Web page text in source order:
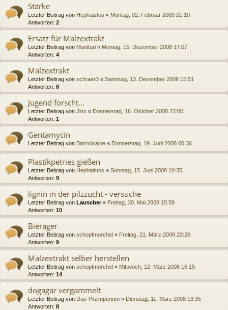
Stärke
Letzter Beitrag von Hephaistos « Montag, 02. Februar 2009 21:10
Antworten: 2
Ersatz für Malzextrakt
Letzter Beitrag von Manitari « Montag, 15. Dezember 2008 17:07
Antworten: 4
Malzextrakt
Letzter Beitrag von schraer3 « Samstag, 13. Dezember 2008 15:51
Antworten: 8
Jugend forscht...
Letzter Beitrag von Jinx « Donnerstag, 16. Oktober 2008 23:00
Antworten: 1
Gentamycin
Letzter Beitrag von Bazookajoe « Donnerstag, 19. Juni 2008 00:36
Plastikpetries gießen
Letzter Beitrag von Hephaistos « Sonntag, 15. Juni 2008 10:35
Antworten: 9
lignin in der pilzzucht - versuche
Letzter Beitrag von Lauscher« Freitag, 30. Mai 2008 15:59
Antworten: 10
Bierager
Letzter Beitrag von schopfmorchel « Freitag, 21. März 2008 20:26
Antworten: 9
Malzextrakt selber herstellen
Letzter Beitrag von schopfmorchel « Mittwoch, 12. März 2008 16:15
Antworten: 14
dogagar vergammelt
Letzter Beitrag von Das-Pilzimperium « Dienstag, 11. März 2008 13:35
Antworten: 8